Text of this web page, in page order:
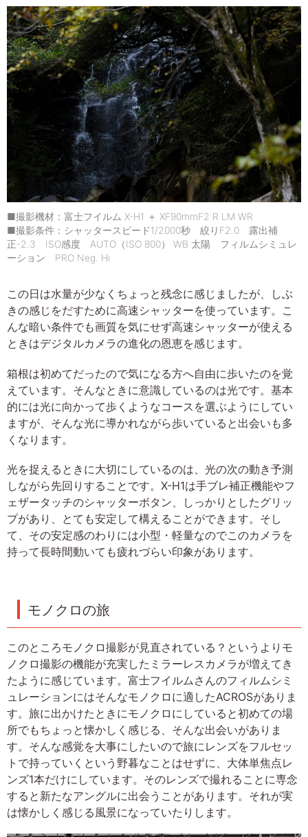
■撮影機材：富士フイルム X-H1 ＋ XF90mmF2 R LM WR
■撮影条件：シャッタースピード1/2000秒 絞りF2.0 露出補
正-2.3 ISO感度 AUTO（ISO 800） WB 太陽 フィルムシミュレ
ーション PRO Neg. Hi
この日は水量が少なくちょっと残念に感じましたが、しぶ
きの感じをだすために高速シャッターを使っています。こ
んな暗い条件でも画質を気にせず高速シャッターが使える
ときはデジタルカメラの進化の恩恵を感じます。
箱根は初めてだったので気になる方へ自由に歩いたのを覚
えています。そんなときに意識しているのは光です。基本
的には光に向かって歩くようなコースを選ぶようにしてい
ますが、そんな光に導かれながら歩いていると出会いも多
くなります。
光を捉えるときに大切にしているのは、光の次の動き予測
しながら先回りすることです。X-H1は手ブレ補正機能やフ
ェザータッチのシャッターボタン、しっかりとしたグリッ
プがあり、とても安定して構えることができます。そし
て、その安定感のわりには小型・軽量なのでこのカメラを
持って長時間動いても疲れづらい印象があります。
モノクロの旅
このところモノクロ撮影が見直されている？というよりモ
ノクロ撮影の機能が充実したミラーレスカメラが増えてき
たように感じています。富士フイルムさんのフィルムシミ
ュレーションにはそんなモノクロに適したACROSがありま
す。旅に出かけたときにモノクロにしていると初めての場
所でもちょっと懐かしく感じる、そんな出会いがありま
す。そんな感覚を大事にしたいので旅にレンズをフルセッ
トで持っていくという野暮なことはせずに、大体単焦点レ
ンズ1本だけにしています。そのレンズで撮れることに専念
すると新たなアングルに出会うことがあります。それが実
は懐かしく感じる風景になっていたりします。